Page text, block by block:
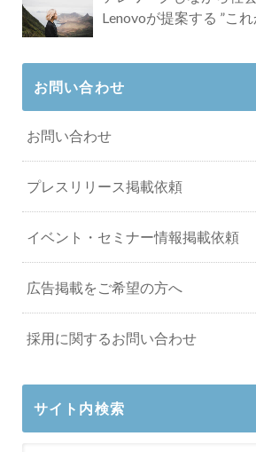
Lenovoが提案する ”こ
お問い合わせ
お問い合わせ
プレスリリース掲載依頼
イベント・セミナー情報掲載依頼
広告掲載をご希望の方へ
採用に関するお問い合わせ
サイト内検索